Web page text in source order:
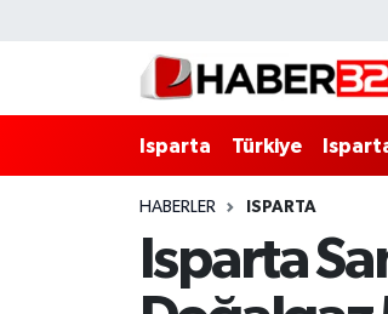
Isparta Türkiye
HABERLER ISPARTA
Isparta
Isparta Hakkında
Esnaf Diyor ki;
Isparta Nöbetçi Eczaneler
Isparta Hava Durumu
Isparta Trafik Yoğunluk Haritası
Süper Lig Puan Durumu ve Fikstür